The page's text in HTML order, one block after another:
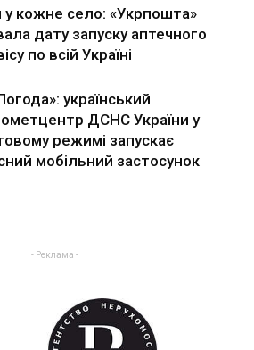
у кожне село: «Укрпошта»
дату запуску аптечного
по всій Україні
український
ДСНС України у
режимі запускає
мобільний застосунок
- Реклама -